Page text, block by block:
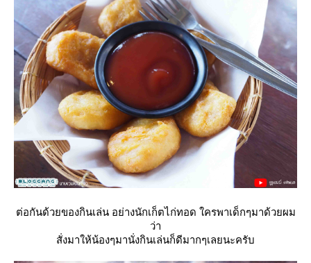
ต่อกันด้วยของกินเล่น อย่างนักเก็ตไก่ทอด ใครพาเด็กๆมาด้วยผม
ว่า
สั่งมาให้น้องๆมานั่งกินเล่นก็ดีมากๆเลยนะครับ